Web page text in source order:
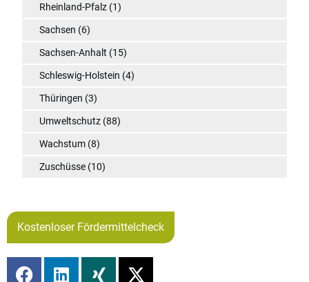
Rheinland-Pfalz (1)
Sachsen (6)
Sachsen-Anhalt (15)
Schleswig-Holstein (4)
Thüringen (3)
Umweltschutz (88)
Wachstum (8)
Zuschüsse (10)
Kostenloser Fördermittelcheck